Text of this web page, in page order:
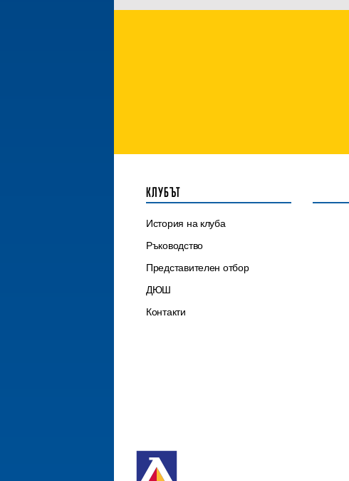
КЛУБЪТ
История на клуба
Ръководство
Представителен отбор
ДЮШ
Контакти